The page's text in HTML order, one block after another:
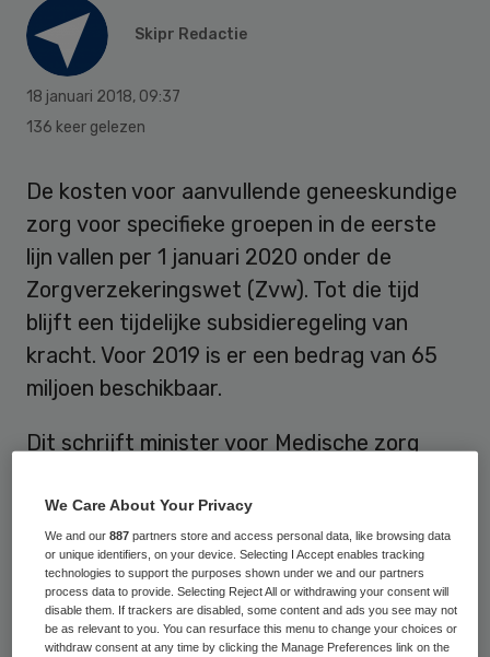
Skipr Redactie
18 januari 2018, 09:37
136 keer gelezen
De kosten voor aanvullende geneeskundige
zorg voor specifieke groepen in de eerste
lijn vallen per 1 januari 2020 onder de
Zorgverzekeringswet (Zvw). Tot die tijd
blijft een tijdelijke subsidieregeling van
kracht. Voor 2019 is er een bedrag van 65
miljoen beschikbaar.
Dit schrijft minister voor Medische zorg
VWS aan de Tweede Kamer
extramurale zorgkosten voor bijvoorbeeld
ouderen met multiproblematiek, patiënten
met progressieve aandoeningen als
Parkinson of MS, mensen met niet-
We Care About Your Privacy
We and our887 partners store and access personal data, like browsing data
or unique identifiers, on your device. Selecting I Accept enables tracking
technologies to support the purposes shown under we and our partners
process data to provide. Selecting Reject All or withdrawing your consent will
disable them. If trackers are disabled, some content and ads you see may not
be as relevant to you. You can resurface this menu to change your choices or
withdraw consent at any time by clicking the Manage Preferences link on the